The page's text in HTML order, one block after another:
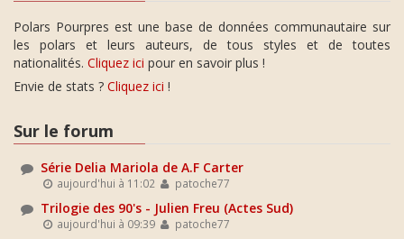
Polars Pourpres est une base de données communautaire sur
les polars et leurs auteurs, de tous styles et de toutes
nationalités. Cliquez ici pour en savoir plus !
Envie de stats ? Cliquez ici !
Sur le forum
Série Delia Mariola de A.F Carter
aujourd'hui à 11:02 patoche77
Trilogie des 90's - Julien Freu (Actes Sud)
aujourd'hui à 09:39 patoche77